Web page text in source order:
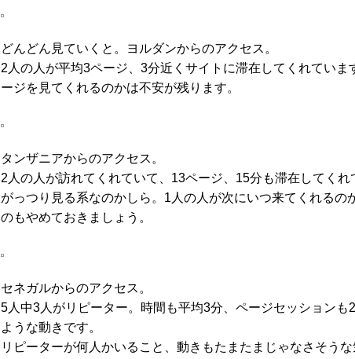
どんどん見ていくと。ヨルダンからのアクセス。
2人の人が平均3ページ、3分近くサイトに滞在してくれてい
ージを見てくれるのかは不安が残ります。
タンザニアからのアクセス。
2人の人が訪れてくれていて、13ページ、15分も滞在してく
がっつり見る系なのかしら。1人の人が次にいつ来てくれる
のもやめておきましょう。
セネガルからのアクセス。
5人中3人がリピーター。時間も平均3分、ページセッション
ような動きです。
リピーターが何人かいること、動きもたまたまじゃなさそう